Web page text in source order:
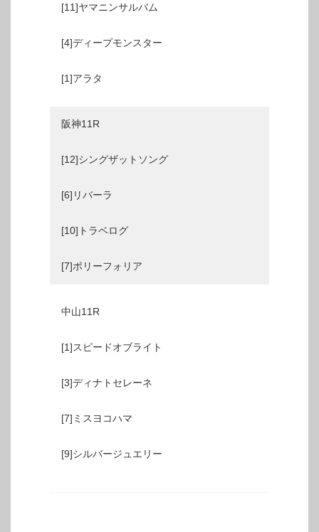
[11]ヤマニンサルバム
[4]ディープモンスター
[1]アラタ
阪神11R
[12]シングザットソング
[6]リバーラ
[10]トラベログ
[7]ポリーフォリア
中山11R
[1]スピードオブライト
[3]ディナトセレーネ
[7]ミスヨコハマ
[9]シルバージュエリー